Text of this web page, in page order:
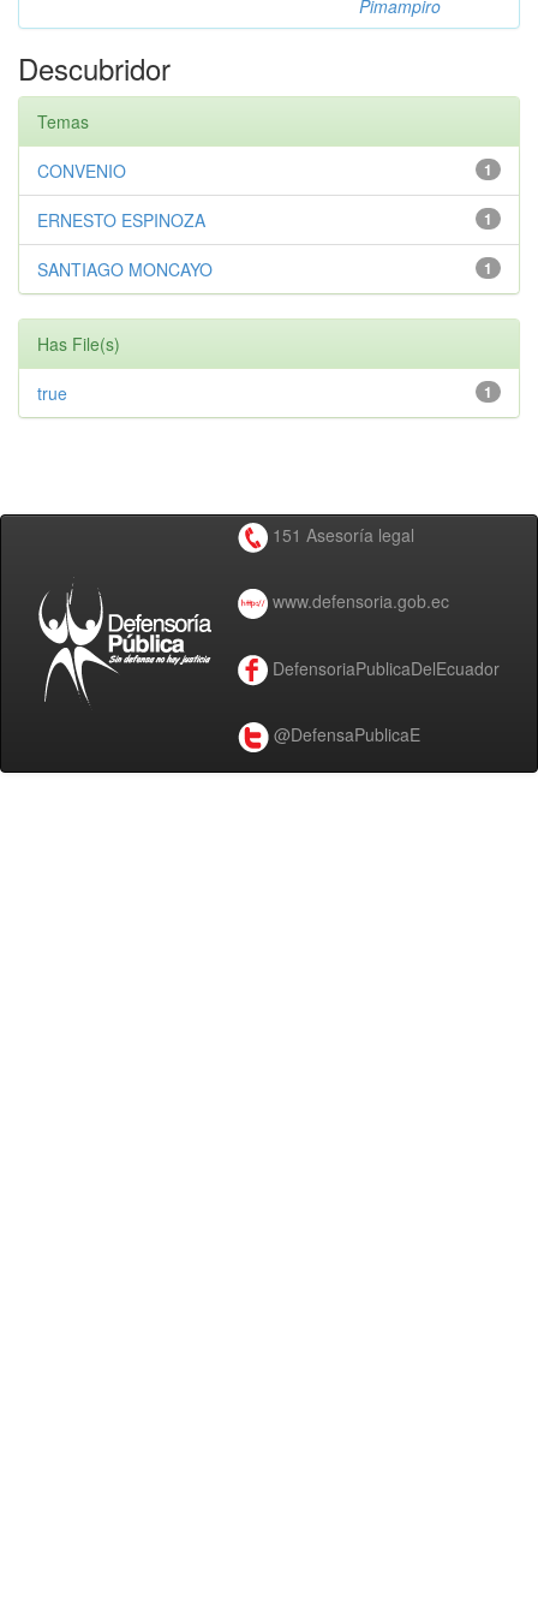
Pimampiro
Descubridor
Temas
1
CONVENIO
1
ERNESTO ESPINOZA
1
SANTIAGO MONCAYO
Has File(s)
1
true
151 Asesoría legal
www.defensoria.gob.ec
DefensoriaPublicaDelEcuador
@DefensaPublicaE